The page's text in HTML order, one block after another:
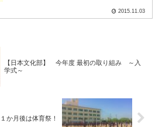
ました。明日は学校はお休みです。しっ
かり休んで、あさってからの授業に備え
2015.11.03
【日本文化部】 今年度 最初の取り組み ～入
学式～
１か月後は体育祭！